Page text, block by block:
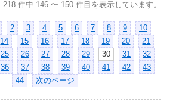
218 件中 146 〜 150 件目を表示しています。
2 3 4 5 6 7 8 9
10
14 15 16 17 18 19 20
21
25 26 27 28 29 30 31
32
36 37 38 39 40 41 42
43
44
次のページ